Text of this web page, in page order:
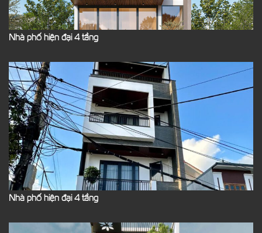
Nhà phố hiện đại 4 tầng
Nhà phố hiện đại 4 tầng